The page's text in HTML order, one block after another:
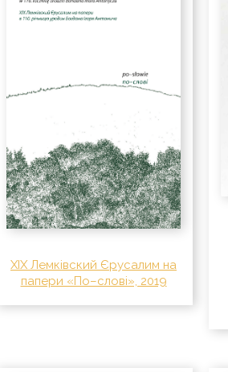
XIX Лемківский Єрусалим на
папери «По–слові», 2019